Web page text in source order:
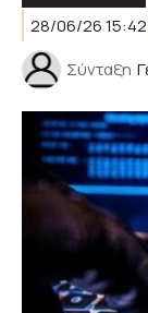
28/06/26 15:42
Σύνταξη